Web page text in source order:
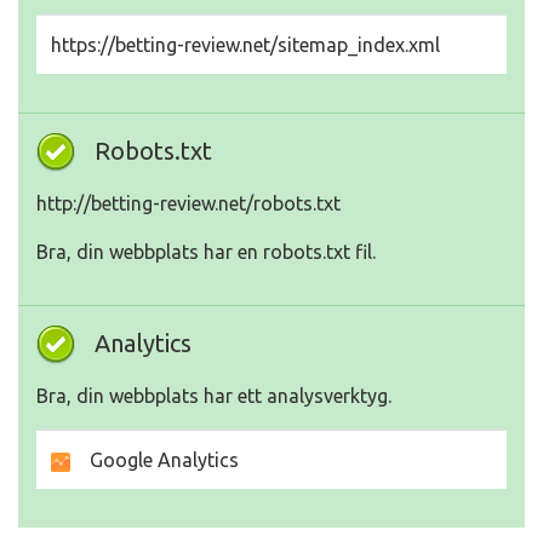
https://betting-review.net/sitemap_index.xml
Robots.txt
http://betting-review.net/robots.txt
Bra, din webbplats har en robots.txt fil.
Analytics
Bra, din webbplats har ett analysverktyg.
Google Analytics